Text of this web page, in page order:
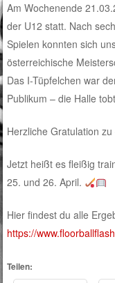
Am Wochenende
der U12 statt. Nach
Spielen konnten sich
österreichische
Das I-Tüpfelchen war
Publikum – die Halle
Herzliche Gratulation
Jetzt heißt es fleißig
25. und 26. April.
Hier findest du alle
https://
Teilen: